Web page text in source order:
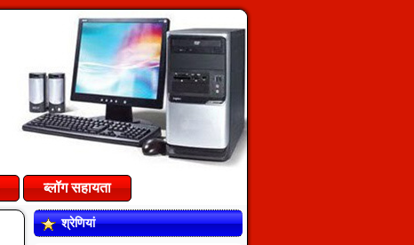
ब्लॉग सहायता
श्रेणियां